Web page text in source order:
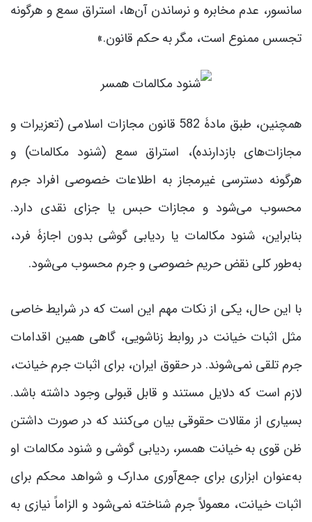
سانسور، عدم مخابره و نرساندن آن‌ها، استراق سمع و هرگونه
تجسس ممنوع است، مگر به حکم قانون.»
همچنین، طبق مادۀ 582 قانون مجازات اسلامی (تعزیرات و
مجازات‌های بازدارنده)، استراق سمع (شنود مکالمات) و
هرگونه دسترسی غیرمجاز به اطلاعات خصوصی افراد جرم
محسوب می‌شود و مجازات حبس یا جزای نقدی دارد.
بنابراین، شنود مکالمات یا ردیابی گوشی بدون اجازۀ فرد،
به‌طور کلی نقض حریم خصوصی و جرم محسوب می‌شود.
با این حال، یکی از نکات مهم این است که در شرایط خاصی
مثل اثبات خیانت در روابط زناشویی، گاهی همین اقدامات
جرم تلقی نمی‌شوند. در حقوق ایران، برای اثبات جرم خیانت،
لازم است که دلایل مستند و قابل قبولی وجود داشته باشد.
بسیاری از مقالات حقوقی بیان می‌کنند که در صورت داشتن
ظن قوی به خیانت همسر، ردیابی گوشی و شنود مکالمات او
به‌عنوان ابزاری برای جمع‌آوری مدارک و شواهد محکم برای
اثبات خیانت، معمولاً جرم شناخته نمی‌شود و الزاماً نیازی به